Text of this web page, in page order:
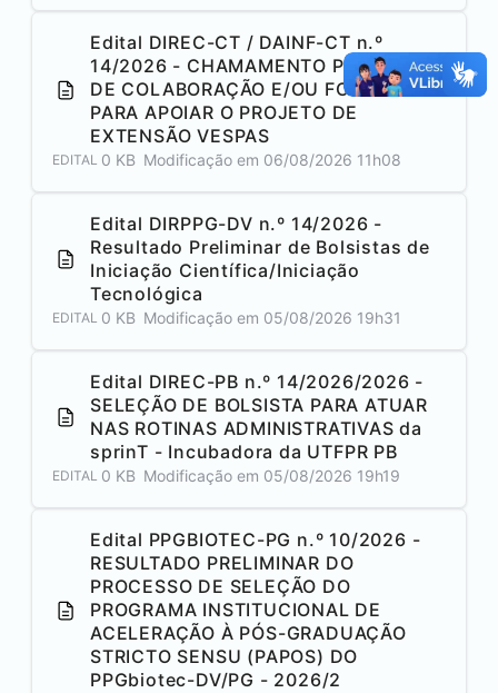
Edital DIREC-CT / DAINF-CT n.º
14/2026 - CHAMAMENTO PÚBLICO
DE COLABORAÇÃO E/OU FOMENTO
PARA APOIAR O PROJETO DE
EXTENSÃO VESPAS
EDITAL 0 KB Modificação em 06/08/2026 11h08
Edital DIRPPG-DV n.º 14/2026 -
Resultado Preliminar de Bolsistas de
Iniciação Científica/Iniciação
Tecnológica
EDITAL 0 KB Modificação em 05/08/2026 19h31
Edital DIREC-PB n.º 14/2026/2026 -
SELEÇÃO DE BOLSISTA PARA ATUAR
NAS ROTINAS ADMINISTRATIVAS da
sprinT - Incubadora da UTFPR PB
EDITAL 0 KB Modificação em 05/08/2026 19h19
Edital PPGBIOTEC-PG n.º 10/2026 -
RESULTADO PRELIMINAR DO
PROCESSO DE SELEÇÃO DO
PROGRAMA INSTITUCIONAL DE
ACELERAÇÃO À PÓS-GRADUAÇÃO
STRICTO SENSU (PAPOS) DO
PPGbiotec-DV/PG - 2026/2